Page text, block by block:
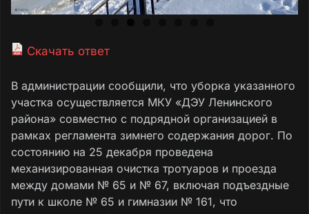
Скачать ответ
В администрации сообщили, что уборка указанного
участка осуществляется МКУ «ДЭУ Ленинского
района» совместно с подрядной организацией в
рамках регламента зимнего содержания дорог. По
состоянию на 25 декабря проведена
механизированная очистка тротуаров и проезда
между домами № 65 и № 67, включая подъездные
пути к школе № 65 и гимназии № 161, что